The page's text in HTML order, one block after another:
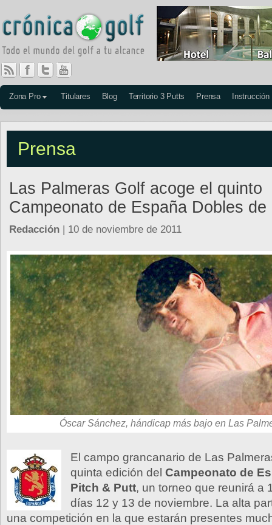
Zona Pro Titulares Blog Territorio 3 Putts Prensa Instrucción
Prensa
Las Palmeras Golf acoge el quinto
Campeonato de España Dobles
Redacción | 10 de noviembre de 2011
Óscar Sánchez, hándicap más bajo en Las
El campo grancanario de Las
quinta edición del Campeonato de
Pitch & Putt, un torneo que reunirá a
días 12 y 13 de noviembre. La alta
una competición en la que estarán presentes